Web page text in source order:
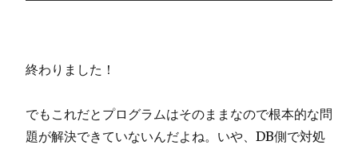
終わりました！
でもこれだとプログラムはそのままなので根本的な問
題が解決できていないんだよね。いや、DB側で対処